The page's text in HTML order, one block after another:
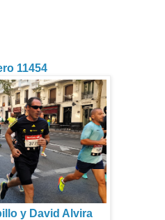
11454
y David Alvira